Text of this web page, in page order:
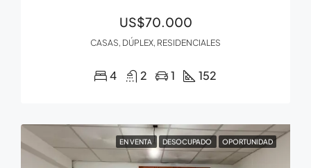
US$70.000
CASAS, DÚPLEX, RESIDENCIALES
4 2 1 152
EN VENTA DESOCUPADO OPORTUNIDAD